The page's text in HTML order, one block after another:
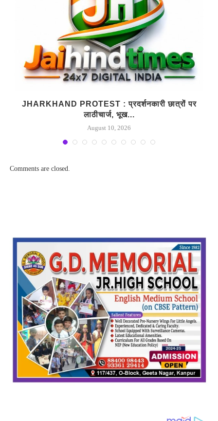
JHARKHAND PROTEST : प्रदर्शनकारी छात्रों पर
लाठीचार्ज, भूख...
August 10, 2026
Comments are closed.